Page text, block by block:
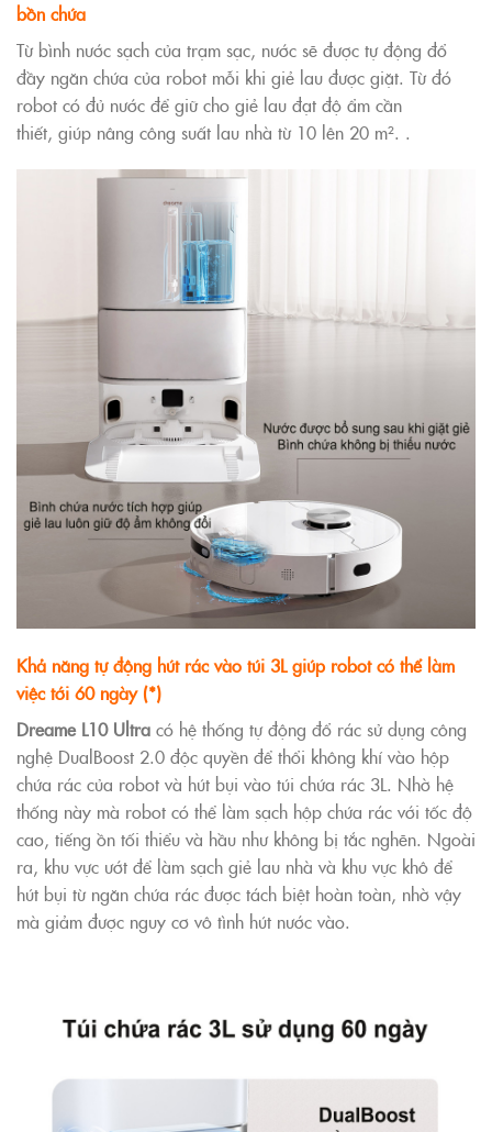
bồn chứa
Từ bình nước sạch của trạm sạc, nước sẽ được tự động đổ
đầy ngăn chứa của robot mỗi khi giẻ lau được giặt. Từ đó
robot có đủ nước để giữ cho giẻ lau đạt độ ẩm cần
thiết, giúp nâng công suất lau nhà từ 10 lên 20 m². .
Khả năng tự động hút rác vào túi 3L giúp robot có thể làm
việc tới 60 ngày (*)
Dreame L10 Ultra có hệ thống tự động đổ rác sử dụng công
nghệ DualBoost 2.0 độc quyền để thổi không khí vào hộp
chứa rác của robot và hút bụi vào túi chứa rác 3L. Nhờ hệ
thống này mà robot có thể làm sạch hộp chứa rác với tốc độ
cao, tiếng ồn tối thiểu và hầu như không bị tắc nghẽn. Ngoài
ra, khu vực ướt để làm sạch giẻ lau nhà và khu vực khô để
hút bụi từ ngăn chứa rác được tách biệt hoàn toàn, nhờ vậy
mà giảm được nguy cơ vô tình hút nước vào.